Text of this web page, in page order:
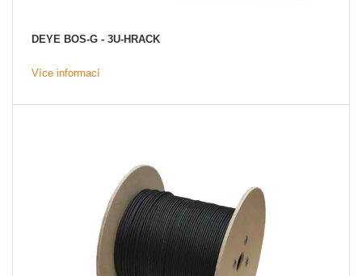
DEYE BOS-G - 3U-HRACK
Více informací